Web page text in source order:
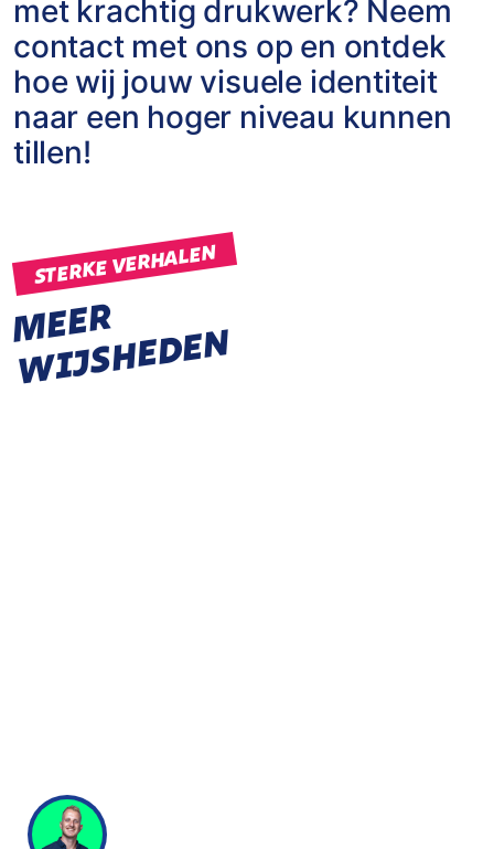
met krachtig drukwerk? Neem
contact met ons op en ontdek
hoe wij jouw visuele identiteit
naar een hoger niveau kunnen
tillen!
STERKE VERHALEN
M
E
E
R
W
I
J
S
H
E
D
E
N